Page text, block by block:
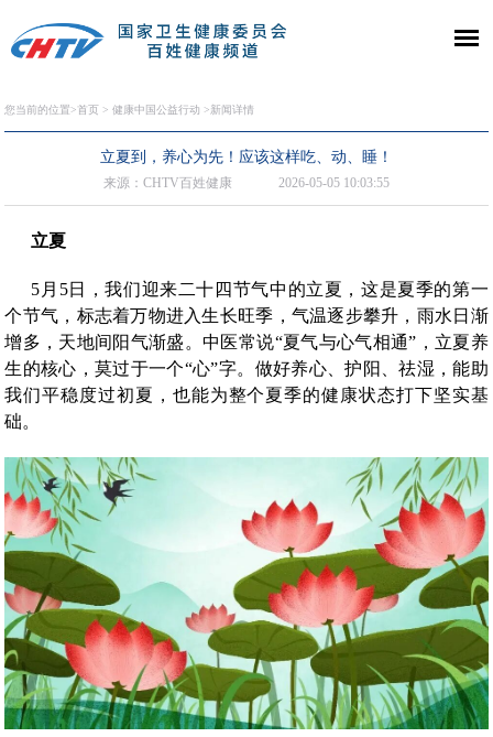
您当前的位置>首页 >健康中国公益行动 >新闻详情
立夏到，养心为先！应该这样吃、动、睡！
来源：CHTV百姓健康 2026-05-05 10:03:55
立夏
5月5日，我们迎来二十四节气中的立夏，这是夏季的第一
个节气，标志着万物进入生长旺季，气温逐步攀升，雨水日渐
增多，天地间阳气渐盛。中医常说“夏气与心气相通”，立夏养
生的核心，莫过于一个“心”字。做好养心、护阳、祛湿，能助
我们平稳度过初夏，也能为整个夏季的健康状态打下坚实基
础。